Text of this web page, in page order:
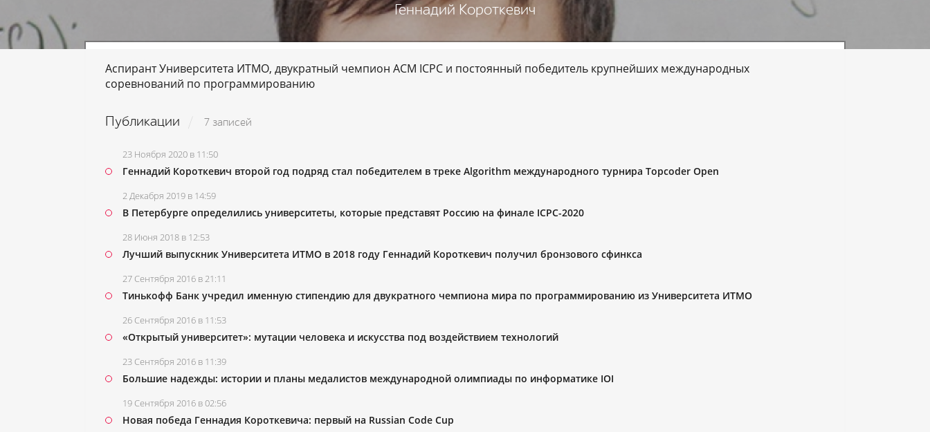
Геннадий Короткевич
Аспирант Университета ИТМО, двукратный чемпион ACM ICPC и постоянный победитель крупнейших международных
соревнований по программированию
Публикации 7 записей
23 Ноября 2020 в 11:50
Геннадий Короткевич второй год подряд стал победителем в треке Algorithm международного турнира Topcoder Open
2 Декабря 2019 в 14:59
В Петербурге определились университеты, которые представят Россию на финале ICPC-2020
28 Июня 2018 в 12:53
Лучший выпускник Университета ИТМО в 2018 году Геннадий Короткевич получил бронзового сфинкса
27 Сентября 2016 в 21:11
Тинькофф Банк учредил именную стипендию для двукратного чемпиона мира по программированию из Университета ИТМО
26 Сентября 2016 в 11:53
«Открытый университет»: мутации человека и искусства под воздействием технологий
23 Сентября 2016 в 11:39
Большие надежды: истории и планы медалистов международной олимпиады по информатике IOI
19 Сентября 2016 в 02:56
Новая победа Геннадия Короткевича: первый на Russian Code Cup